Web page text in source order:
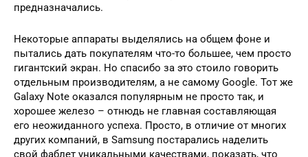
предназначались.
Некоторые аппараты выделялись на общем фоне и
пытались дать покупателям что-то большее, чем просто
гигантский экран. Но спасибо за это стоило говорить
отдельным производителям, а не самому Google. Тот же
Galaxy Note оказался популярным не просто так, и
хорошее железо – отнюдь не главная составляющая
его неожиданного успеха. Просто, в отличие от многих
других компаний, в Samsung постарались наделить
свой фаблет уникальными качествами, показать, что